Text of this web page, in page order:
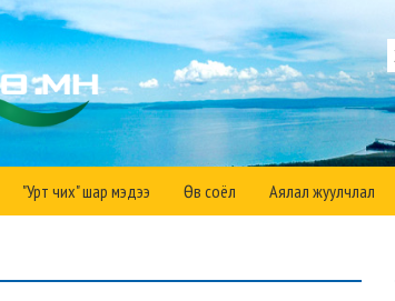
"Урт чих" шар мэдээ Өв соёл Аялал жуулчлал